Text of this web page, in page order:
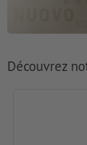
Découvrez